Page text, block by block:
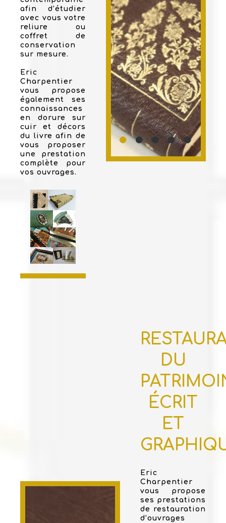
afin d’étudier
avec vous votre
reliure ou
coffret de
conservation
sur mesure.
Eric
Charpentier
vous propose
également ses
connaissances
en dorure sur
cuir et décors
du livre afin de
vous proposer
une prestation
complète pour
vos ouvrages.
DU
ÉCRIT
ET
Eric
Charpentier
vous propose
ses prestations
de restauration
d’ouvrages